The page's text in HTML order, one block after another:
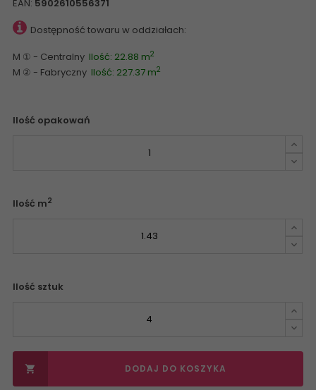
EAN: 5902610556371
Dostępność towaru w oddziałach:
M ① - Centralny Ilość: 22.88 m2
M ② - Fabryczny Ilość: 227.37 m2
Ilość opakowań
Ilość m2
Ilość sztuk
 DODAJ DO KOSZYKA